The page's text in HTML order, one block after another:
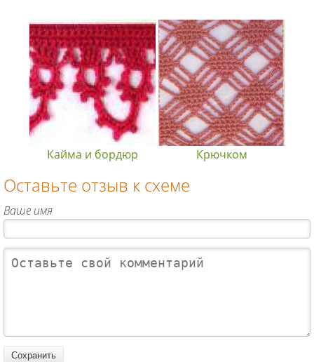
Кайма и бордюр Крючком
Оставьте отзыв к схеме
Ваше имя